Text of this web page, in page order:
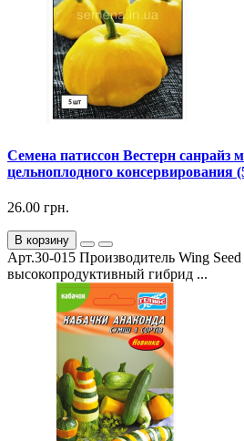
Семена патиссон Вестерн санрайз
цельноплодного консервирования
26.00 грн.
В корзину
Арт.30-015 Производитель Wing
высокопродуктивный гибрид ...